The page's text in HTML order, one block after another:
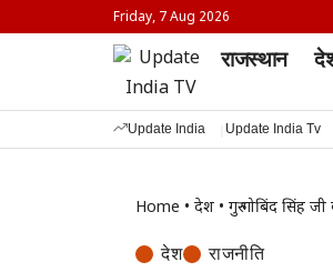
Friday, 7 Aug 2026
राजस्थान
Update India Update India Tv
Home • देश • गुरु गोबिंद सिंह
देश राजनीति